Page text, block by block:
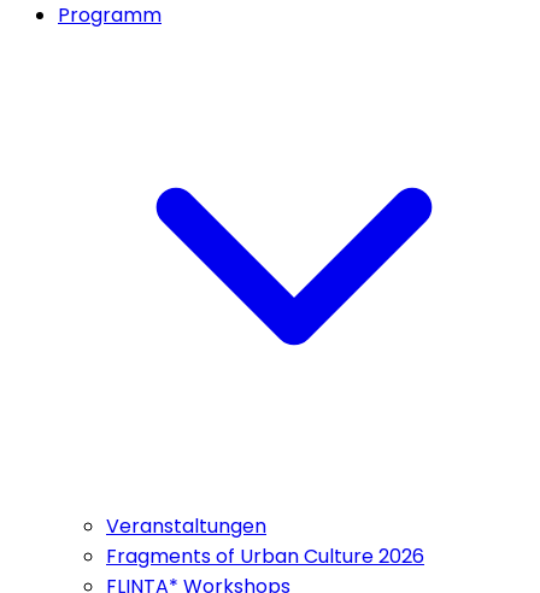
Programm
Veranstaltungen
Fragments of Urban Culture 2026
FLINTA* Workshops